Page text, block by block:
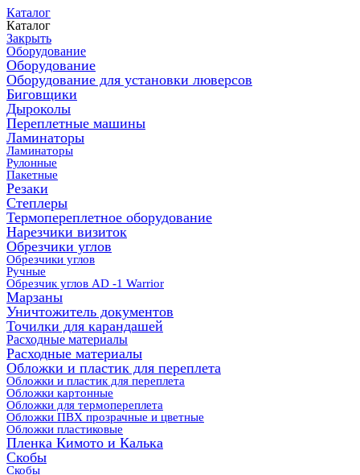
Каталог
Каталог
Закрыть
Оборудование
Оборудование
Оборудование для установки люверсов
Биговщики
Дыроколы
Переплетные машины
Ламинаторы
Ламинаторы
Рулонные
Пакетные
Резаки
Степлеры
Термопереплетное оборудование
Нарезчики визиток
Обрезчики углов
Обрезчики углов
Ручные
Обрезчик углов AD -1 Warrior
Марзаны
Уничтожитель документов
Точилки для карандашей
Расходные материалы
Расходные материалы
Обложки и пластик для переплета
Обложки и пластик для переплета
Обложки картонные
Обложки для термопереплета
Обложки ПВХ прозрачные и цветные
Обложки пластиковые
Пленка Кимото и Калька
Скобы
Скобы